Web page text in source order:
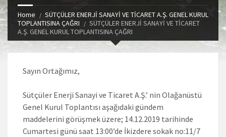
Home
SÜTÇÜLER ENERJİ SANAYİ VE TİCARET A.Ş. GENEL KURUL
TOPLANTISINA ÇAĞRI
SÜTÇÜLER ENERJİ SANAYİ VE TİCARET
A.Ş. GENEL KURUL TOPLANTISINA ÇAĞRI
Sayın Ortağımız,
Sütçüler Enerji Sanayi ve Ticaret A.Ş.’ nin Olağanüstü
Genel Kurul Toplantısı aşağıdaki gündem
maddelerini görüşmek üzere; 14.12.2019 tarihinde
Cumartesi günü saat 13:00’de İkizdere sokak no:11/7